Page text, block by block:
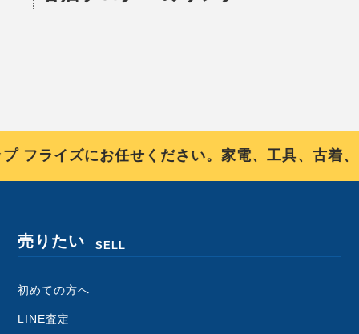
イズにお任せください。家電、工具、古着、ブ
売りたい SELL
初めての方へ
LINE査定